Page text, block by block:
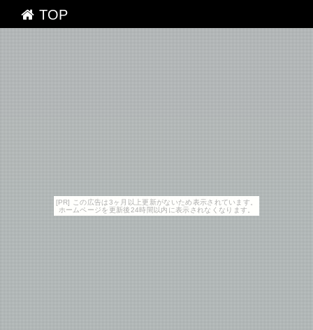
[PR] この広告は3ヶ月以上更新がないため表示されています。
ホームページを更新後24時間以内に表示されなくなります。
TOP